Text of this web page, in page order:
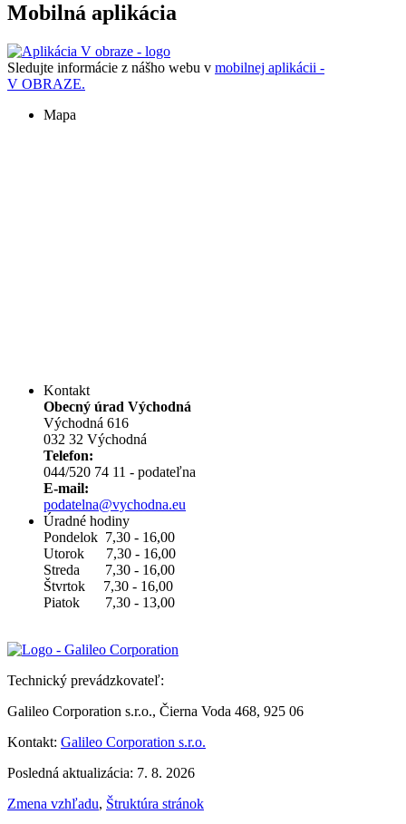
Mobilná aplikácia
Sledujte informácie z nášho webu v mobilnej aplikácii -
V OBRAZE.
Mapa
Kontakt
Obecný úrad Východná
Východná 616
032 32 Východná
Telefon:
044/520 74 11 - podateľna
E-mail:
podatelna@vychodna.eu
Úradné hodiny
Pondelok 7,30 - 16,00
Utorok 7,30 - 16,00
Streda 7,30 - 16,00
Štvrtok 7,30 - 16,00
Piatok 7,30 - 13,00
Technický prevádzkovateľ:
Galileo Corporation s.r.o., Čierna Voda 468, 925 06
Kontakt: Galileo Corporation s.r.o.
Posledná aktualizácia: 7. 8. 2026
Zmena vzhľadu, Štruktúra stránok